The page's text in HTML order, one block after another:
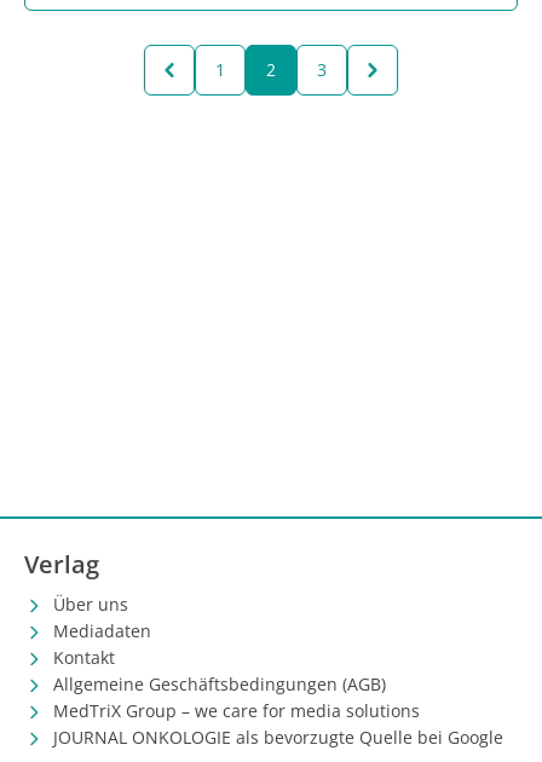
1 2 3
Verlag
Über uns
Mediadaten
Kontakt
Allgemeine Geschäftsbedingungen (AGB)
MedTriX Group – we care for media solutions
JOURNAL ONKOLOGIE als bevorzugte Quelle bei Google